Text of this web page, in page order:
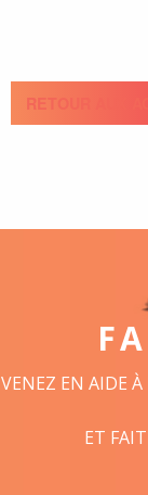
RETOUR AUX
VENEZ EN AIDE
ET